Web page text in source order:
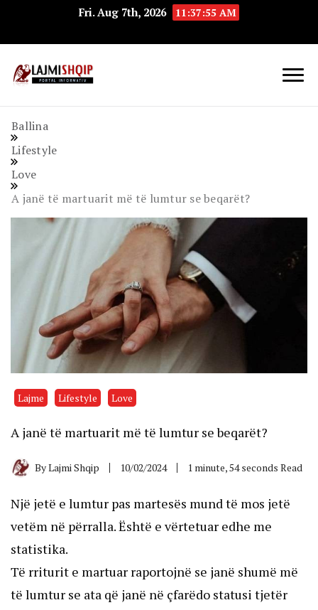
Fri. Aug 7th, 2026 11:37:56 AM
Ballina
Lifestyle
Love
A janë të martuarit më të lumtur se beqarët?
Lajme Lifestyle Love
A janë të martuarit më të lumtur se beqarët?
ByLajmi Shqip 10/02/2024 1 minute, 54 seconds Read
Një jetë e lumtur pas martesës mund të mos jetë
vetëm në përralla. Është e vërtetuar edhe me
statistika.
Të rriturit e martuar raportojnë se janë shumë më
të lumtur se ata që janë në çfarëdo statusi tjetër